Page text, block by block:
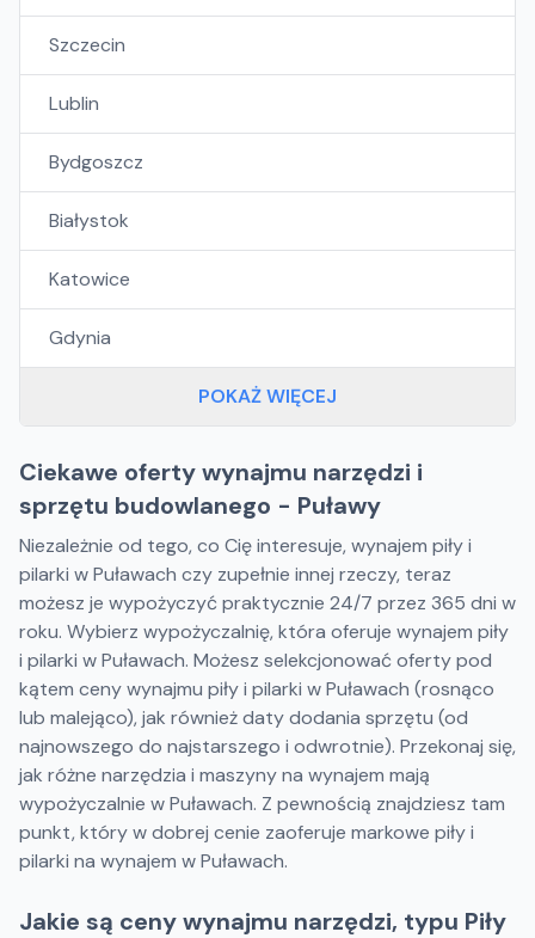
Szczecin
Lublin
Bydgoszcz
Białystok
Katowice
Gdynia
POKAŻ WIĘCEJ
Ciekawe oferty wynajmu narzędzi i
sprzętu budowlanego - Puławy
Niezależnie od tego, co Cię interesuje, wynajem piły i
pilarki w Puławach czy zupełnie innej rzeczy, teraz
możesz je wypożyczyć praktycznie 24/7 przez 365 dni w
roku. Wybierz wypożyczalnię, która oferuje wynajem piły
i pilarki w Puławach. Możesz selekcjonować oferty pod
kątem ceny wynajmu piły i pilarki w Puławach (rosnąco
lub malejąco), jak również daty dodania sprzętu (od
najnowszego do najstarszego i odwrotnie). Przekonaj się,
jak różne narzędzia i maszyny na wynajem mają
wypożyczalnie w Puławach. Z pewnością znajdziesz tam
punkt, który w dobrej cenie zaoferuje markowe piły i
pilarki na wynajem w Puławach.
Jakie są ceny wynajmu narzędzi, typu Piły